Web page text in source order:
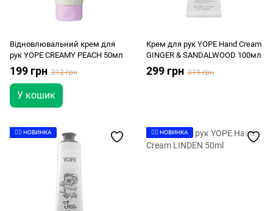
Відновлювальний крем для
рук YOPE CREAMY PEACH 50мл
199 грн 212 грн
У кошик
Крем для рук YOPE Hand Cream
GINGER & SANDALWOOD 100мл
299 грн 319 грн
👉🏻 НОВИНКА 👉🏻 НОВИНКА